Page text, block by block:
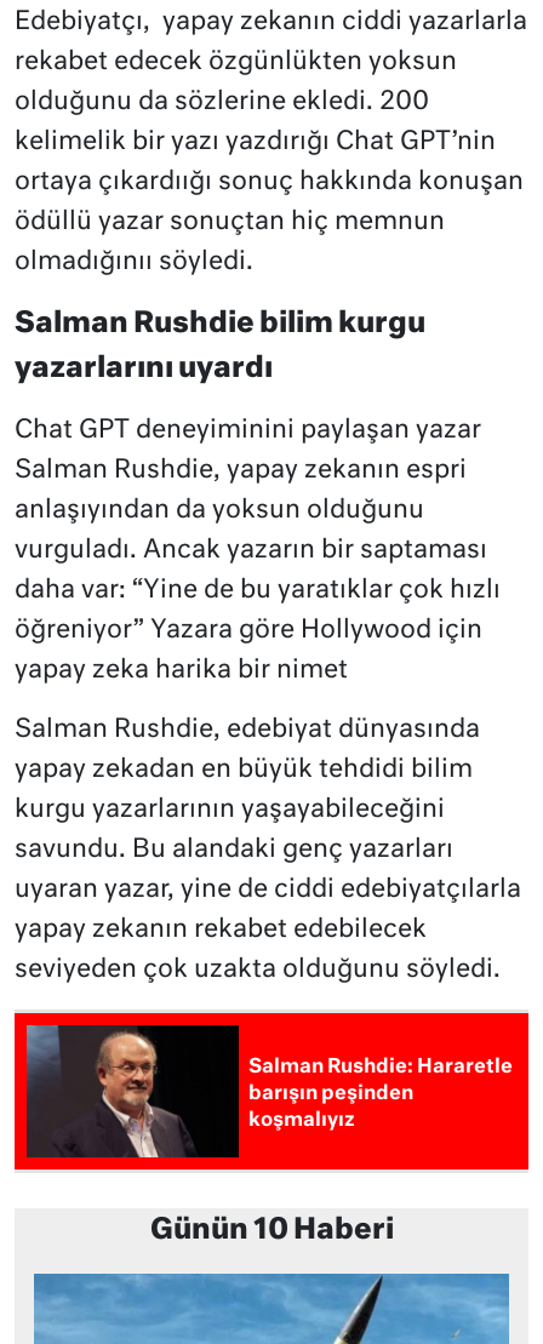
Edebiyatçı, yapay zekanın ciddi yazarlarla
rekabet edecek özgünlükten yoksun
olduğunu da sözlerine ekledi. 200
kelimelik bir yazı yazdırığı Chat GPT’nin
ortaya çıkardıığı sonuç hakkında konuşan
ödüllü yazar sonuçtan hiç memnun
olmadığınıı söyledi.
Salman Rushdie bilim kurgu
yazarlarını uyardı
Chat GPT deneyiminini paylaşan yazar
Salman Rushdie, yapay zekanın espri
anlaşıyından da yoksun olduğunu
vurguladı. Ancak yazarın bir saptaması
daha var: “Yine de bu yaratıklar çok hızlı
öğreniyor” Yazara göre Hollywood için
yapay zeka harika bir nimet
Salman Rushdie, edebiyat dünyasında
yapay zekadan en büyük tehdidi bilim
kurgu yazarlarının yaşayabileceğini
savundu. Bu alandaki genç yazarları
uyaran yazar, yine de ciddi edebiyatçılarla
yapay zekanın rekabet edebilecek
seviyeden çok uzakta olduğunu söyledi.
Salman Rushdie: Hararetle
barışın peşinden
koşmalıyız
Günün 10 Haberi